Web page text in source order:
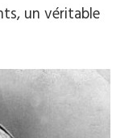
un véritable